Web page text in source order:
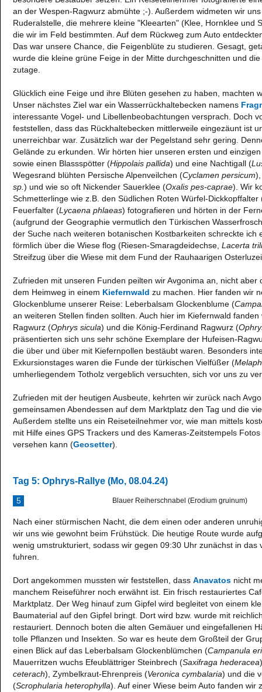
an der Wespen-Ragwurz abmühte ;-). Außerdem widmeten wir
Ruderalstelle, die mehrere kleine "Kleearten" (Klee, Hornklee und
die wir im Feld bestimmten. Auf dem Rückweg zum Auto
Das war unsere Chance, die Feigenblüte zu studieren. Gesagt,
wurde die kleine grüne Feige in der Mitte durchgeschnitten und
zutage.
Glücklich eine Feige und ihre Blüten gesehen zu haben, machten
Unser nächstes Ziel war ein Wasserrückhaltebecken namens
interessante Vogel- und Libellenbeobachtungen versprach. Doch
feststellen, dass das Rückhaltebecken mittlerweile eingezäunt ist
unerreichbar war. Zusätzlich war der Pegelstand sehr gering.
Gelände zu erkunden. Wir hörten hier unseren ersten und
sowie einen Blassspötter (Hippolais pallida) und eine Nachtigall (
Wegesrand blühten Persische Alpenveilchen (Cyclamen persicum
sp. ) und wie so oft Nickender Sauerklee (Oxalis pes-caprae). Wir
Schmetterlinge wie z.B. den Südlichen Roten Würfel-Dickkopffalter
Feuerfalter (Lycaena phlaeas) fotografieren und hörten in der
(aufgrund der Geographie vermutlich den Türkischen
der Suche nach weiteren botanischen Kostbarkeiten schreckte ich
förmlich über die Wiese flog (Riesen-Smaragdeidechse, Lacerta
Streifzug über die Wiese mit dem Fund der Rauhaarigen
Zufrieden mit unseren Funden peilten wir Avgonima an, nicht aber
dem Heimweg in einem Kiefernwald zu machen. Hier fanden wir
Glockenblume unserer Reise: Leberbalsam Glockenblume (
an weiteren Stellen finden sollten. Auch hier im Kiefernwald
Ragwurz (Ophrys sicula) und die König-Ferdinand Ragwurz (
präsentierten sich uns sehr schöne Exemplare der Hufeisen-
die über und über mit Kiefernpollen bestäubt waren. Besonders
Exkursionstages waren die Funde der türkischen Vielfüßer (
umherliegendem Totholz vergeblich versuchten, sich vor uns zu
Zufrieden mit der heutigen Ausbeute, kehrten wir zurück nach
gemeinsamen Abendessen auf dem Marktplatz den Tag und die
Außerdem stellte uns ein Reiseteilnehmer vor, wie man mittels
mit Hilfe eines GPS Trackers und des Kameras-Zeitstempels
versehen kann (Geosetter).
Tag 5: Ophrys-Rallye (Mo, 08.04.24)
5 Blauer Reiherschnabel (Erodium gruinum)
Nach einer stürmischen Nacht, die dem einen oder anderen
wir uns wie gewohnt beim Frühstück. Die heutige Route wurde
wenig umstrukturiert, sodass wir gegen 09:30 Uhr zunächst in das
fuhren.
Dort angekommen mussten wir feststellen, dass Anavatos nicht
manchem Reiseführer noch erwähnt ist. Ein frisch restauriertes
Marktplatz. Der Weg hinauf zum Gipfel wird begleitet von einem
Baumaterial auf den Gipfel bringt. Dort wird bzw. wurde mit
restauriert. Dennoch boten die alten Gemäuer und eingefallenen
tolle Pflanzen und Insekten. So war es heute dem Großteil der
einen Blick auf das Leberbalsam Glockenblümchen (Campanula
Mauerritzen wuchs Efeublättriger Steinbrech (Saxifraga hederacea
ceterach), Zymbelkraut-Ehrenpreis (Veronica cymbalaria) und die
(Scrophularia heterophylla). Auf einer Wiese beim Auto fanden wir